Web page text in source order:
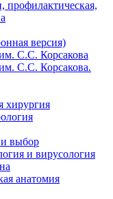
профилактическая,
версия)
С.С. Корсакова
С.С. Корсакова.
хирургия
выбор
и вирусология
анатомия